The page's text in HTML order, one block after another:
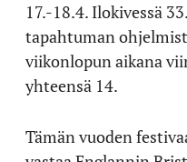
17.-18.4. Ilokivessä
tapahtuman
viikonlopun aikana
yhteensä 14.
Tämän vuoden